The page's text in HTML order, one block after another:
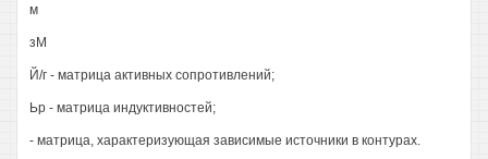
м
зМ
Й/г - матрица активных сопротивлений;
Ьр - матрица индуктивностей;
- матрица, характеризующая зависимые источники в контурах.